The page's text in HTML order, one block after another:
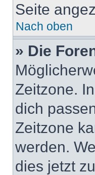
Seite
Nach oben
» Die
Zeitzone.
dich
Zeitzone
werden.
dies jetzt